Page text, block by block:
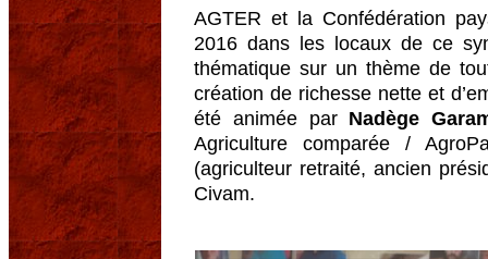
AGTER et la Confédération
2016 dans les locaux de ce
thématique sur un thème de
création de richesse nette et
été animée par Nadège
Agriculture comparée /
(agriculteur retraité, ancien
Civam.